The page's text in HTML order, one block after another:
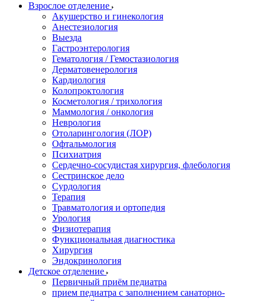
Взрослое отделение
Акушерство и гинекология
Анестезиология
Выезда
Гастроэнтерология
Гематология / Гемостазиология
Дерматовенерология
Кардиология
Колопроктология
Косметология / трихология
Маммология / онкология
Неврология
Отоларингология (ЛОР)
Офтальмология
Психиатрия
Сердечно-сосудистая хирургия, флебология
Сестринское дело
Сурдология
Терапия
Травматология и ортопедия
Урология
Физиотерапия
Функциональная диагностика
Хирургия
Эндокринология
Детское отделение
Первичный приём педиатра
прием педиатра с заполнением санаторно-